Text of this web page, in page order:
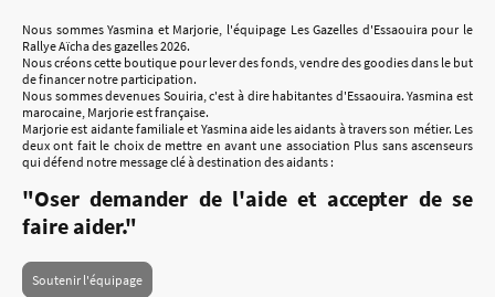
Nous sommes Yasmina et Marjorie, l'équipage Les Gazelles d'Essaouira pour le
Rallye Aïcha des gazelles 2026.
Nous créons cette boutique pour lever des fonds, vendre des goodies dans le but
de financer notre participation.
Nous sommes devenues Souiria, c'est à dire habitantes d'Essaouira. Yasmina est
marocaine, Marjorie est française.
Marjorie est aidante familiale et Yasmina aide les aidants à travers son métier. Les
deux ont fait le choix de mettre en avant une association Plus sans ascenseurs
qui défend notre message clé à destination des aidants :
"Oser demander de l'aide et accepter de se
faire aider."
Soutenir l'équipage